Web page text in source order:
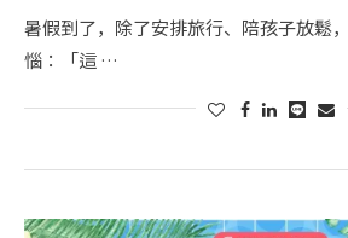
暑假到了，除了安排旅行、陪孩子放鬆
惱：「這 …